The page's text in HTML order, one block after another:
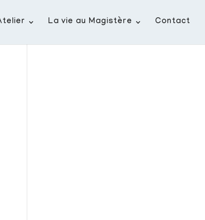
La vie au Magistère Contact